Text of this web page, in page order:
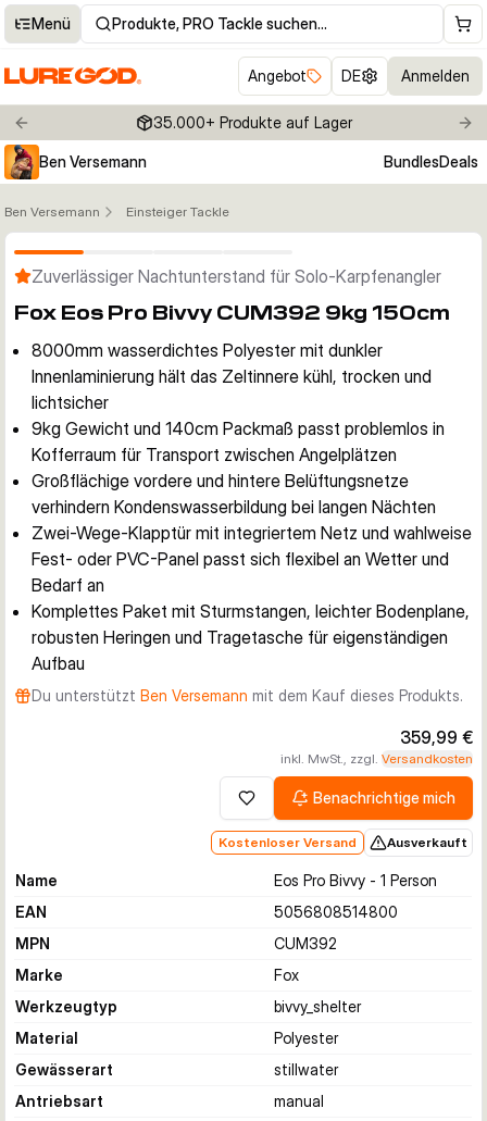
Menü Produkte, PRO Tackle suchen…
Angebot DE Anmelden
Previous slide 35.000+ Produkte auf Lager
Ben Versemann
BundlesDeals
Ben Versemann Einsteiger Tackle
Zuverlässiger Nachtunterstand für Solo-Karpfenangler
Fox Eos Pro Bivvy CUM392 9kg 150cm
8000mm wasserdichtes Polyester mit dunkler
Innenlaminierung hält das Zeltinnere kühl, trocken und
lichtsicher
9kg Gewicht und 140cm Packmaß passt problemlos in
Kofferraum für Transport zwischen Angelplätzen
Großflächige vordere und hintere Belüftungsnetze
verhindern Kondenswasserbildung bei langen Nächten
Zwei-Wege-Klapptür mit integriertem Netz und wahlweise
Fest- oder PVC-Panel passt sich flexibel an Wetter und
Bedarf an
Komplettes Paket mit Sturmstangen, leichter Bodenplane,
robusten Heringen und Tragetasche für eigenständigen
Aufbau
Du unterstützt Ben Versemann mit dem Kauf dieses Produkts.
359,99 €
inkl. MwSt., zzgl. Versandkosten
Zur Wunschliste hinzufügen
Benachrichtige mich
Kostenloser Versand Ausverkauft
Name
Eos Pro Bivvy - 1 Person
EAN
5056808514800
MPN
CUM392
Marke
Fox
Werkzeugtyp
bivvy_shelter
Material
Polyester
Gewässerart
stillwater
Antriebsart
manual